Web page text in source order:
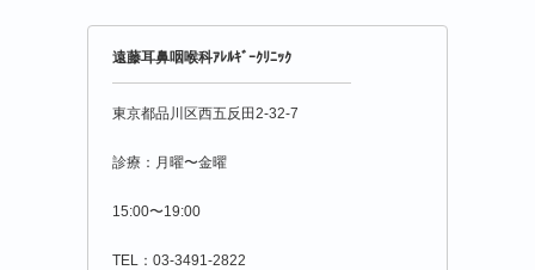
遠藤耳鼻咽喉科ｱﾚﾙｷﾞｰｸﾘﾆｯｸ
東京都品川区西五反田2-32-7
診療：月曜〜金曜
15:00〜19:00
TEL：03-3491-2822